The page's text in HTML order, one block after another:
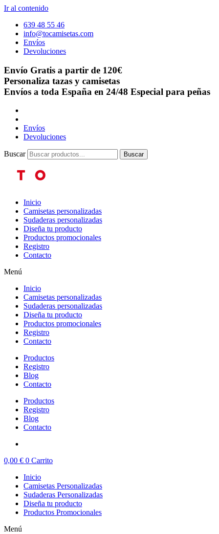
Ir al contenido
639 48 55 46
info@tocamisetas.com
Envíos
Devoluciones
Envío Gratis a partir de 120€
Personaliza tazas y camisetas
Envíos a toda España en 24/48 Especial para peñas
Envíos
Devoluciones
Buscar Buscar
Inicio
Camisetas personalizadas
Sudaderas personalizadas
Diseña tu producto
Productos promocionales
Registro
Contacto
Menú
Inicio
Camisetas personalizadas
Sudaderas personalizadas
Diseña tu producto
Productos promocionales
Registro
Contacto
Productos
Registro
Blog
Contacto
Productos
Registro
Blog
Contacto
0,00 € 0 Carrito
Inicio
Camisetas Personalizadas
Sudaderas Personalizadas
Diseña tu producto
Productos Promocionales
Menú